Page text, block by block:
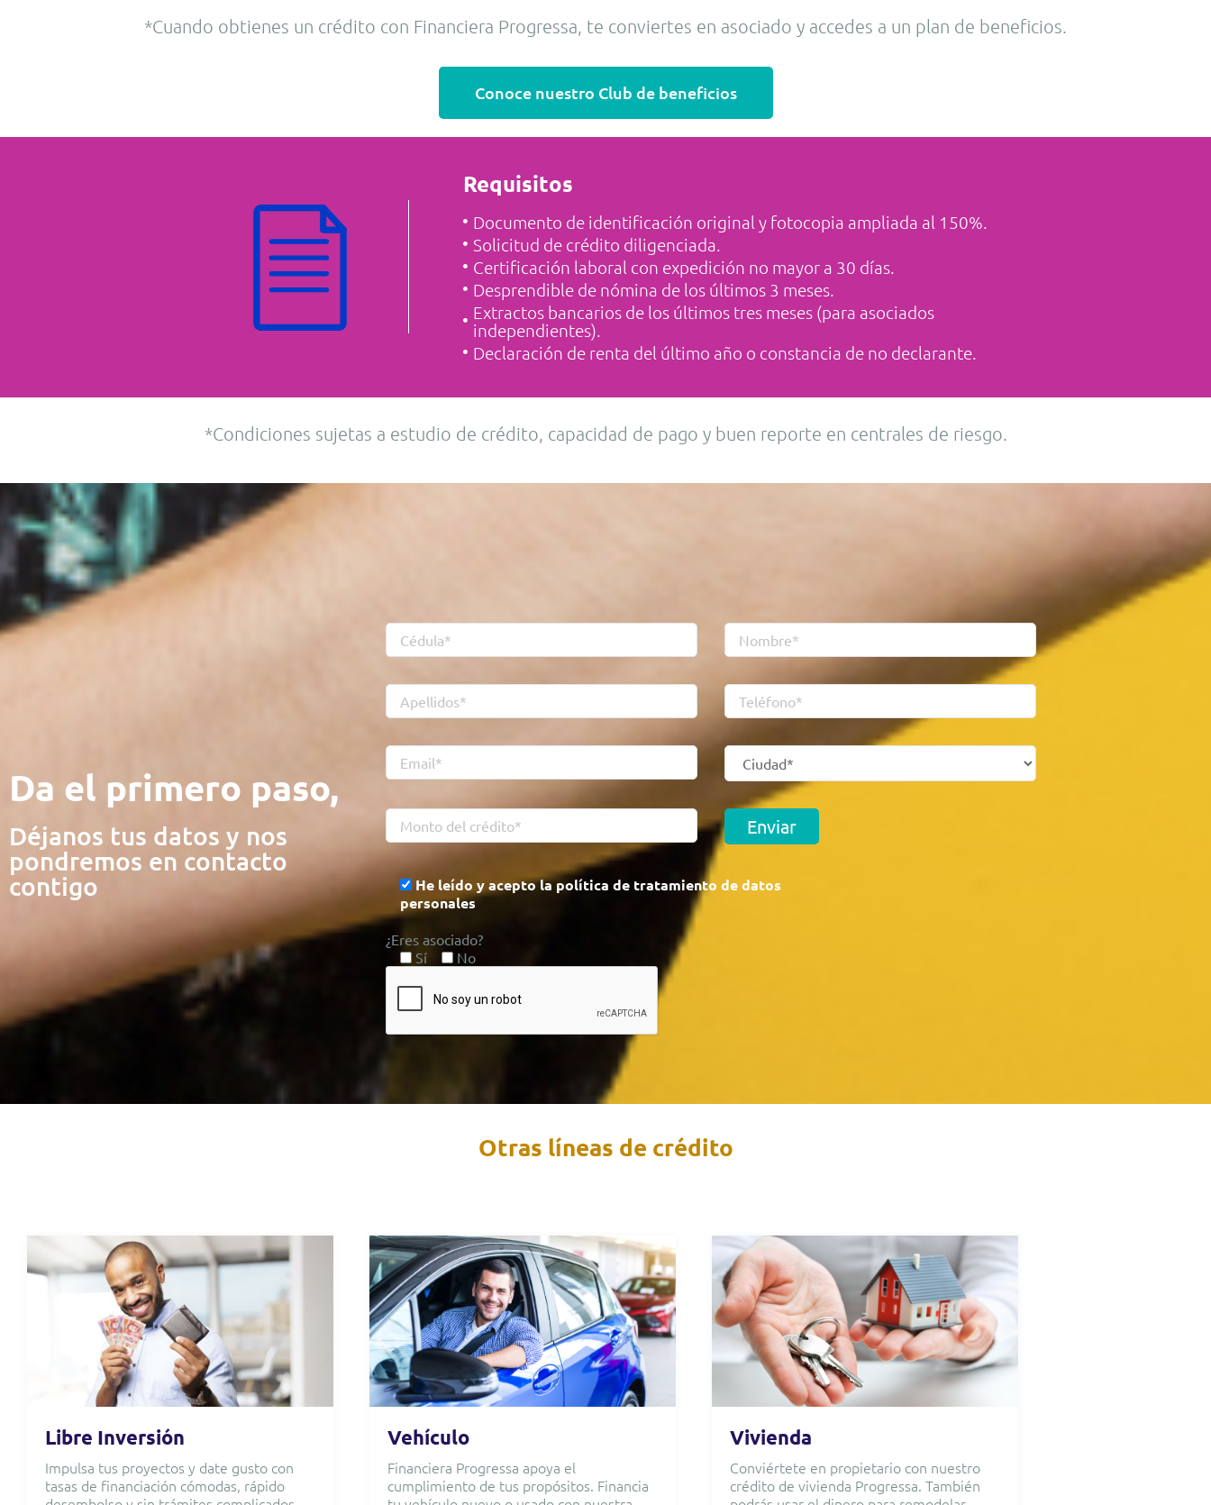
*Cuando obtienes un crédito con Financiera Progressa, te conviertes en asociado y accedes a un plan de beneficios.
Conoce nuestro Club de beneficios
Requisitos
Documento de identificación original y fotocopia ampliada al 150%.
Solicitud de crédito diligenciada.
Certificación laboral con expedición no mayor a 30 días.
Desprendible de nómina de los últimos 3 meses.
Extractos bancarios de los últimos tres meses (para asociados
independientes).
Declaración de renta del último año o constancia de no declarante.
*Condiciones sujetas a estudio de crédito, capacidad de pago y buen reporte en centrales de riesgo.
Da el primero paso,
Déjanos tus datos y nos
pondremos en contacto
contigo
He leído y acepto la política de tratamiento de datos
personales
¿Eres asociado?
Sí
No
Otras líneas de crédito
Libre Inversión
Impulsa tus proyectos y date gusto con
tasas de financiación cómodas, rápido
Vehículo
Financiera Progressa apoya el
cumplimiento de tus propósitos. Financia
Vivienda
Conviértete en propietario con nuestro
crédito de vivienda Progressa. También